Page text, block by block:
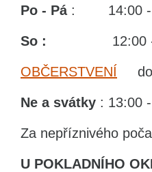
Po - Pá : 14:00 -
So : 12:00
OBČERSTVENÍ do
Ne a svátky : 13:00
Za nepříznivého
U POKLADNÍHO